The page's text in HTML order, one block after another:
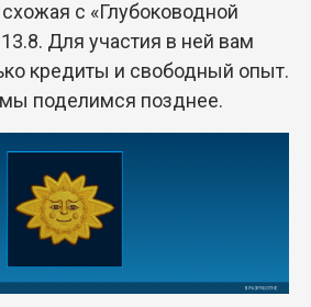
с «Глубоководной
Для участия в ней вам
кредиты и свободный опыт.
поделимся позднее.